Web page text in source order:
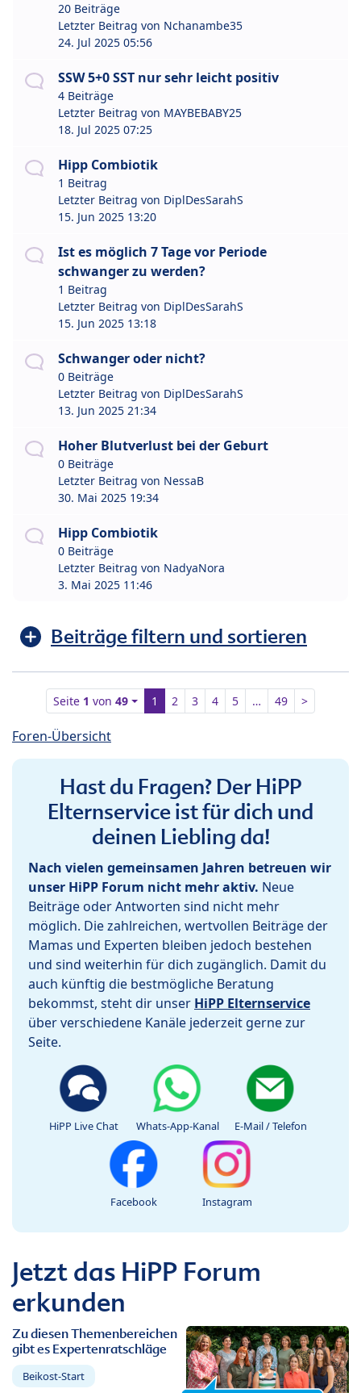
20 Beiträge
Letzter Beitrag von Nchanambe35
24. Jul 2025 05:56
SSW 5+0 SST nur sehr leicht positiv
4 Beiträge
Letzter Beitrag von MAYBEBABY25
18. Jul 2025 07:25
Hipp Combiotik
1 Beitrag
Letzter Beitrag von DiplDesSarahS
15. Jun 2025 13:20
Ist es möglich 7 Tage vor Periode
schwanger zu werden?
1 Beitrag
Letzter Beitrag von DiplDesSarahS
15. Jun 2025 13:18
Schwanger oder nicht?
0 Beiträge
Letzter Beitrag von DiplDesSarahS
13. Jun 2025 21:34
Hoher Blutverlust bei der Geburt
0 Beiträge
Letzter Beitrag von NessaB
30. Mai 2025 19:34
Hipp Combiotik
0 Beiträge
Letzter Beitrag von NadyaNora
3. Mai 2025 11:46
Beiträge filtern und sortieren
Seite 1 von49 1 2 3 4 5 … 49 >
Foren-Übersicht
Hast du Fragen? Der HiPP
Elternservice ist für dich und
deinen Liebling da!
Nach vielen gemeinsamen Jahren betreuen wir
unser HiPP Forum nicht mehr aktiv. Neue
Beiträge oder Antworten sind nicht mehr
möglich. Die zahlreichen, wertvollen Beiträge der
Mamas und Experten bleiben jedoch bestehen
und sind weiterhin für dich zugänglich. Damit du
auch künftig die bestmögliche Beratung
bekommst, steht dir unser HiPP Elternservice
über verschiedene Kanäle jederzeit gerne zur
Seite.
HiPP Live Chat Whats-App-Kanal E-Mail / Telefon
Facebook Instagram
Jetzt das HiPP Forum
erkunden
Zu diesen Themenbereichen
gibt es Expertenratschläge
Beikost-Start